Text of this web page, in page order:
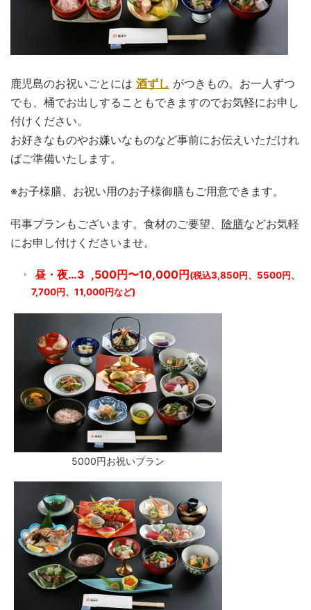
鹿児島のお祝いごとには 酒ずし がつきもの。お一人ずつ
でも、桶でお出しすることもできますのでお気軽にお申し
付けください。
お好きなものやお嫌いなものなど事前にお伝えいただけれ
ばご準備いたします。
※お子様膳、お祝い用のお子様御膳もご用意できます。
弔事プランもございます。食材のご要望、 陰膳などお気軽
にお申し付けくださいませ。
昼・夜…3 ,500円〜10,000円(税込3,850円、5500円、
7,700円、11,000円など)
5000円お祝いプラン